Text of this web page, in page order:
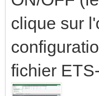
clique sur
fichier